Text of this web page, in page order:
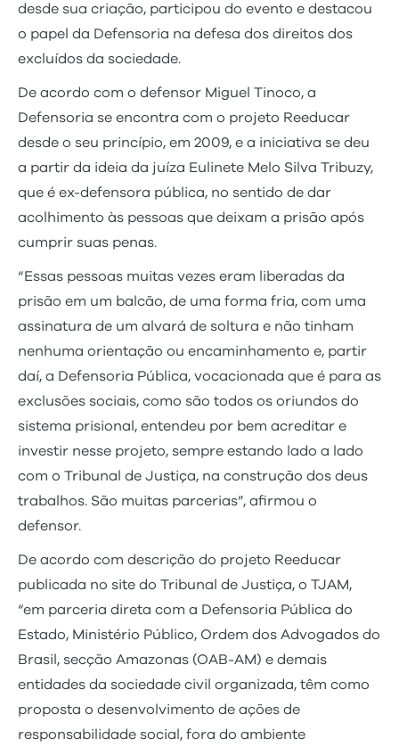
desde sua criação, participou do evento e destacou
o papel da Defensoria na defesa dos direitos dos
excluídos da sociedade.
De acordo com o defensor Miguel Tinoco, a
Defensoria se encontra com o projeto Reeducar
desde o seu princípio, em 2009, e a iniciativa se deu
a partir da ideia da juíza Eulinete Melo Silva Tribuzy,
que é ex-defensora pública, no sentido de dar
acolhimento às pessoas que deixam a prisão após
cumprir suas penas.
“Essas pessoas muitas vezes eram liberadas da
prisão em um balcão, de uma forma fria, com uma
assinatura de um alvará de soltura e não tinham
nenhuma orientação ou encaminhamento e, partir
daí, a Defensoria Pública, vocacionada que é para as
exclusões sociais, como são todos os oriundos do
sistema prisional, entendeu por bem acreditar e
investir nesse projeto, sempre estando lado a lado
com o Tribunal de Justiça, na construção dos deus
trabalhos. São muitas parcerias”, afirmou o
defensor.
De acordo com descrição do projeto Reeducar
publicada no site do Tribunal de Justiça, o TJAM,
“em parceria direta com a Defensoria Pública do
Estado, Ministério Público, Ordem dos Advogados do
Brasil, secção Amazonas (OAB-AM) e demais
entidades da sociedade civil organizada, têm como
proposta o desenvolvimento de ações de
responsabilidade social, fora do ambiente